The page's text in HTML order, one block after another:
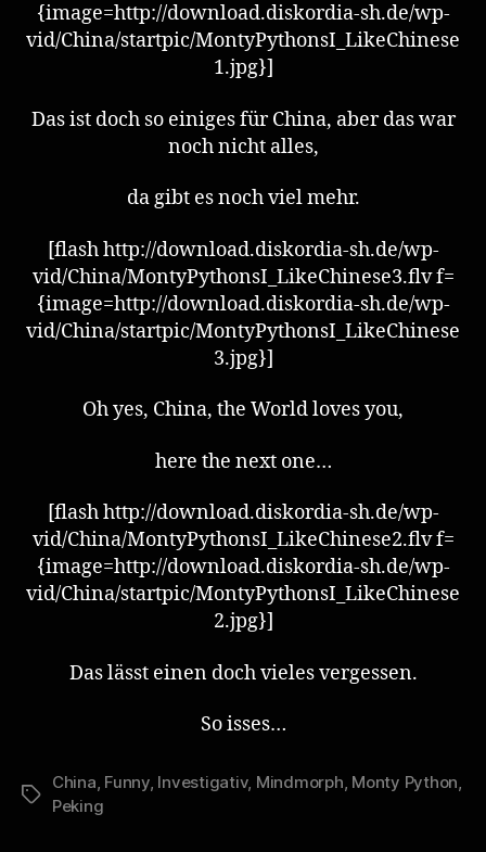
{image=http://download.diskordia-sh.de/wp-
vid/China/startpic/MontyPythonsI_LikeChinese
1.jpg}]
Das ist doch so einiges für China, aber das war
noch nicht alles,
da gibt es noch viel mehr.
[flash http://download.diskordia-sh.de/wp-
vid/China/MontyPythonsI_LikeChinese3.flv f=
{image=http://download.diskordia-sh.de/wp-
vid/China/startpic/MontyPythonsI_LikeChinese
3.jpg}]
Oh yes, China, the World loves you,
here the next one…
[flash http://download.diskordia-sh.de/wp-
vid/China/MontyPythonsI_LikeChinese2.flv f=
{image=http://download.diskordia-sh.de/wp-
vid/China/startpic/MontyPythonsI_LikeChinese
2.jpg}]
Das lässt einen doch vieles vergessen.
So isses…
Schlagwörter
China, Funny, Investigativ, Mindmorph, Monty Python,
Peking